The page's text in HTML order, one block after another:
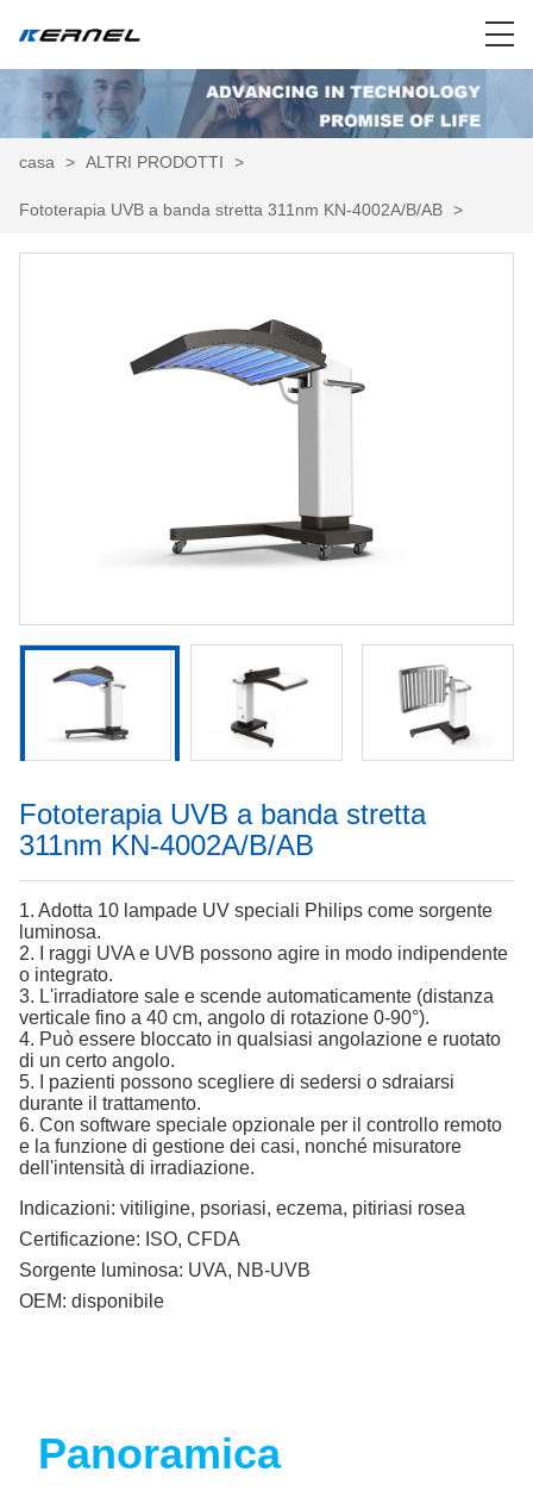
casa > ALTRI PRODOTTI >
Fototerapia UVB a banda stretta 311nm KN-4002A/B/AB >
Fototerapia UVB a banda stretta
311nm KN-4002A/B/AB
1. Adotta 10 lampade UV speciali Philips come sorgente
luminosa.
2. I raggi UVA e UVB possono agire in modo indipendente
o integrato.
3. L'irradiatore sale e scende automaticamente (distanza
verticale fino a 40 cm, angolo di rotazione 0-90°).
4. Può essere bloccato in qualsiasi angolazione e ruotato
di un certo angolo.
5. I pazienti possono scegliere di sedersi o sdraiarsi
durante il trattamento.
6. Con software speciale opzionale per il controllo remoto
e la funzione di gestione dei casi, nonché misuratore
dell'intensità di irradiazione.
Indicazioni: vitiligine, psoriasi, eczema, pitiriasi rosea
Certificazione: ISO, CFDA
Sorgente luminosa: UVA, NB-UVB
OEM: disponibile
Panoramica